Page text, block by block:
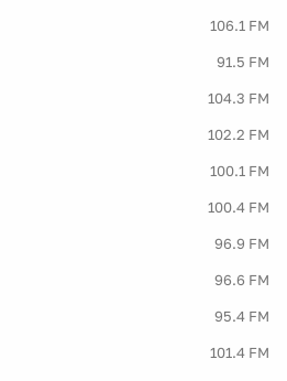
106.1 FM
91.5 FM
104.3 FM
102.2 FM
100.1 FM
100.4 FM
96.9 FM
96.6 FM
95.4 FM
101.4 FM